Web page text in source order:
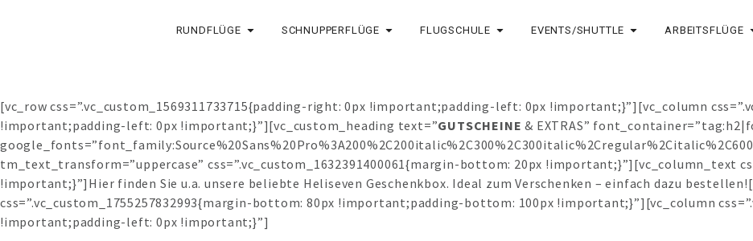
RUNDFLÜGE SCHNUPPERFLÜGE FLUGSCHULE EVENTS/SHUTTLE ARBEITSFLÜGE
[vc_row css=”.vc_custom_1569311733715{padding-right: 0px !important;padding-left: 0px !important;}”][vc_column
!important;padding-left: 0px !important;}”][vc_custom_heading text=”GUTSCHEINE & EXTRAS”
tm_text_transform=”uppercase” css=”.vc_custom_1632391400061{margin-bottom: 20px !important;}”][vc_column_text
!important;}”]Hier finden Sie u.a. unsere beliebte Heliseven Geschenkbox. Ideal zum Verschenken – einfach dazu
css=”.vc_custom_1755257832993{margin-bottom: 80px !important;padding-bottom: 100px !important;}”][vc_column
!important;padding-left: 0px !important;}”]